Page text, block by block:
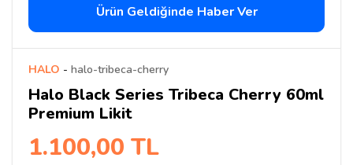
Ürün Geldiğinde Haber Ver
HALO - halo-tribeca-cherry
Halo Black Series Tribeca Cherry 60ml
Premium Likit
1.100,00 TL